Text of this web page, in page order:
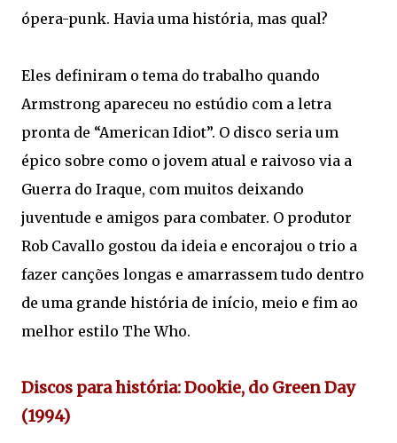
ópera-punk. Havia uma história, mas qual?
Eles definiram o tema do trabalho quando
Armstrong apareceu no estúdio com a letra
pronta de “American Idiot”. O disco seria um
épico sobre como o jovem atual e raivoso via a
Guerra do Iraque, com muitos deixando
juventude e amigos para combater. O produtor
Rob Cavallo gostou da ideia e encorajou o trio a
fazer canções longas e amarrassem tudo dentro
de uma grande história de início, meio e fim ao
melhor estilo The Who.
Discos para história: Dookie, do Green Day
(1994)